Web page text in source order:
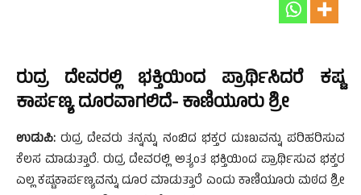
ರುದ್ರ ದೇವರಲ್ಲಿ ಭಕ್ತಿಯಿಂದ ಪ್ರಾರ್ಥಿಸಿದರೆ ಕಷ್ಟ
ಕಾರ್ಪಣ್ಯ ದೂರವಾಗಲಿದೆ- ಕಾಣಿಯೂರು ಶ್ರೀ
ಉಡುಪಿ: ರುದ್ರ ದೇವರು ತನ್ನನ್ನು ನಂಬಿದ ಭಕ್ತರ ದುಃಖವನ್ನು ಪರಿಹರಿಸುವ
ಕೆಲಸ ಮಾಡುತ್ತಾರೆ. ರುದ್ರ ದೇವರಲ್ಲಿ ಅತ್ಯಂತ ಭಕ್ತಿಯಿಂದ ಪ್ರಾರ್ಥಿಸುವ ಭಕ್ತರ
ಎಲ್ಲ ಕಷ್ಟಕಾರ್ಪಣ್ಯವನ್ನು ದೂರ ಮಾಡುತ್ತಾರೆ ಎಂದು ಕಾಣಿಯೂರು ಮಠದ ಶ್ರೀ